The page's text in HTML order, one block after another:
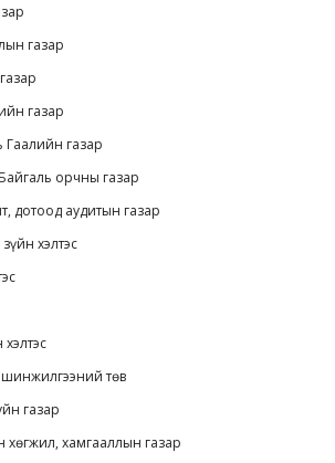
газар
газар
газар
орчны газар
дотоод аудитын газар
хэлтэс
төв
газар
хөгжил, хамгааллын газар